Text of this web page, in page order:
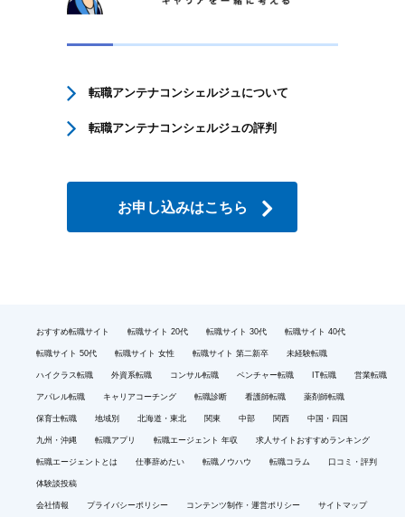
転職アンテナコンシェルジュについて
転職アンテナコンシェルジュの評判
お申し込みはこちら
おすすめ転職サイト 転職サイト 20代 転職サイト 30代 転職サイト 40代
転職サイト 50代 転職サイト 女性 転職サイト 第二新卒 未経験転職
ハイクラス転職 外資系転職 コンサル転職 ベンチャー転職 IT転職 営業転職
アパレル転職 キャリアコーチング 転職診断 看護師転職 薬剤師転職
保育士転職 地域別 北海道・東北 関東 中部 関西 中国・四国
九州・沖縄 転職アプリ 転職エージェント 年収 求人サイトおすすめランキング
転職エージェントとは 仕事辞めたい 転職ノウハウ 転職コラム 口コミ・評判
体験談投稿
会社情報 プライバシーポリシー コンテンツ制作・運営ポリシー サイトマップ